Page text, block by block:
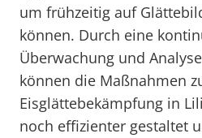
um frühzeitig auf
können. Durch eine
Überwachung und
können die Maßnahmen
Eisglättebekämpfung in
noch effizienter gestaltet